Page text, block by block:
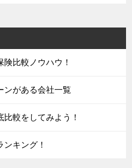
比較ノウハウ！
ンがある会社一覧
較をしてみよう！
キング！